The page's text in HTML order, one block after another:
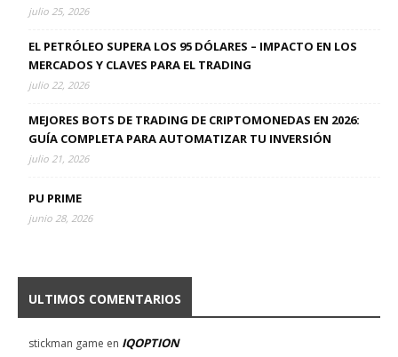
julio 25, 2026
EL PETRÓLEO SUPERA LOS 95 DÓLARES – IMPACTO EN LOS
MERCADOS Y CLAVES PARA EL TRADING
julio 22, 2026
MEJORES BOTS DE TRADING DE CRIPTOMONEDAS EN 2026:
GUÍA COMPLETA PARA AUTOMATIZAR TU INVERSIÓN
julio 21, 2026
PU PRIME
junio 28, 2026
ULTIMOS COMENTARIOS
stickman game en IQOPTION